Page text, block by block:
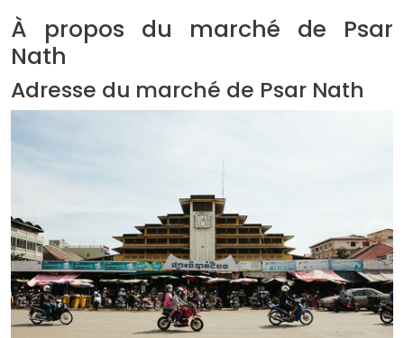
À propos du marché de Psar
Nath
Adresse du marché de Psar Nath